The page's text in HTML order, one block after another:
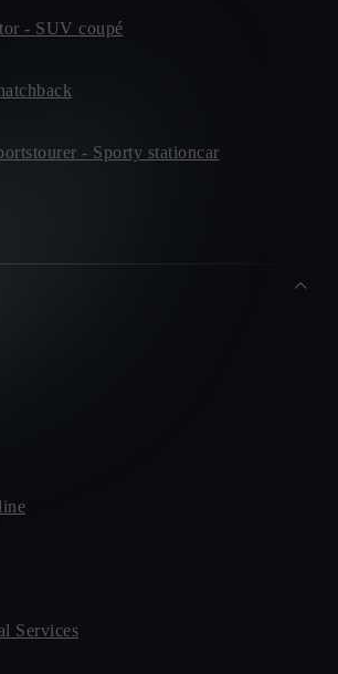
- SUV coupé
- Sporty stationcar
Services